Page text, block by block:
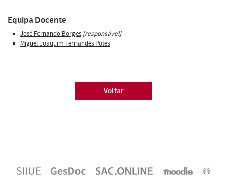
Equipa Docente
José Fernando Borges [responsável]
Miguel Joaquim Fernandes Potes
Voltar